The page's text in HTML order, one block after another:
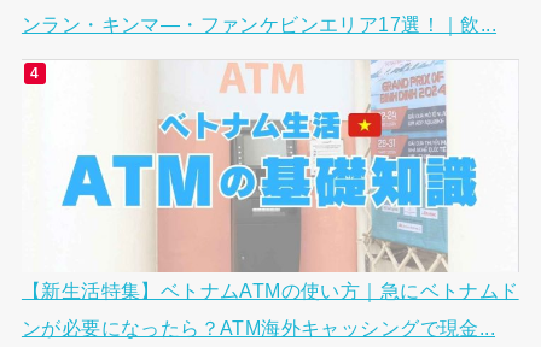
ンラン・キンマ―・ファンケビンエリア17選！｜飲...
【新生活特集】ベトナムATMの使い方｜急にベトナムド
ンが必要になったら？ATM海外キャッシングで現金...